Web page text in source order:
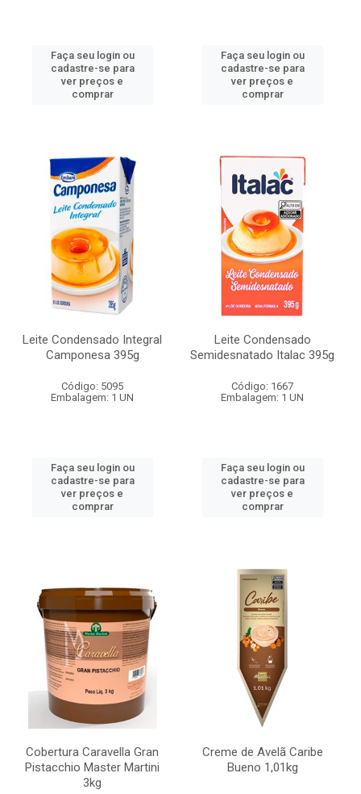
Faça seu login ou
cadastre-se para
ver preços e
comprar
Faça seu login ou
cadastre-se para
ver preços e
comprar
Leite Condensado Integral
Camponesa 395g
Código: 5095
Embalagem: 1 UN
Faça seu login ou
cadastre-se para
ver preços e
comprar
Leite Condensado
Semidesnatado Italac 395g
Código: 1667
Embalagem: 1 UN
Faça seu login ou
cadastre-se para
ver preços e
comprar
Cobertura Caravella Gran
Pistacchio Master Martini
3kg
Creme de Avelã Caribe
Bueno 1,01kg